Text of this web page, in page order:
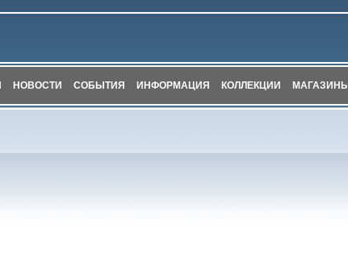
НОВОСТИ СОБЫТИЯ ИНФОРМАЦИЯ КОЛЛЕКЦИИ МАГАЗИНЫ